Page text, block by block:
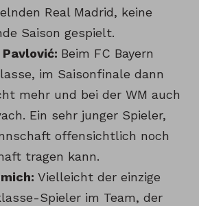
Real Madrid, keine
Saison gespielt.
Beim FC Bayern
im Saisonfinale dann
mehr und bei der WM auch
Ein sehr junger Spieler,
offensichtlich noch
tragen kann.
Vielleicht der einzige
Spieler im Team, der